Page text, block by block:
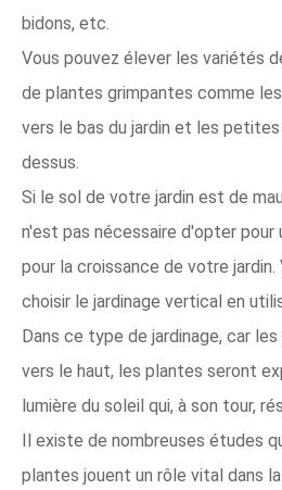
bidons, etc.
Vous pouvez élever les variétés
de plantes grimpantes comme
vers le bas du jardin et les
dessus.
Si le sol de votre jardin est de
n'est pas nécessaire d'opter
pour la croissance de votre
choisir le jardinage vertical en
Dans ce type de jardinage, car
vers le haut, les plantes seront
lumière du soleil qui, à son tour,
Il existe de nombreuses études
plantes jouent un rôle vital dans